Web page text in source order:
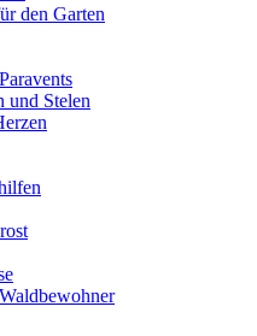
den Garten
und Stelen